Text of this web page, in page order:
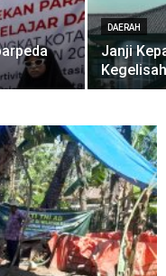
DAERAH
Janji